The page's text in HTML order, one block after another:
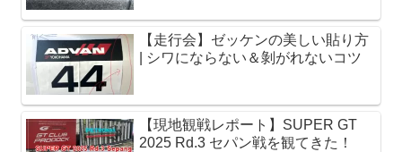
【走行会】ゼッケンの美しい貼り方
| シワにならない＆剝がれないコツ
【現地観戦レポート】SUPER GT
2025 Rd.3 セパン戦を観てきた！